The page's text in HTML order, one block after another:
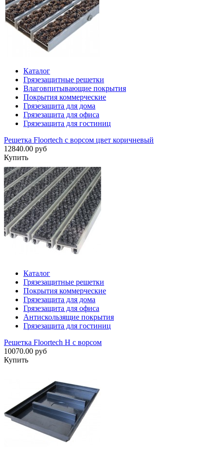
Каталог
Грязезащитные решетки
Влаговпитывающие покрытия
Покрытия коммерческие
Грязезащита для дома
Грязезащита для офиса
Грязезащита для гостиниц
Решетка Floortech с ворсом цвет коричневый
12840.00 руб
Купить
Каталог
Грязезащитные решетки
Покрытия коммерческие
Грязезащита для дома
Грязезащита для офиса
Антискользящие покрытия
Грязезащита для гостиниц
Решетка Floortech H с ворсом
10070.00 руб
Купить